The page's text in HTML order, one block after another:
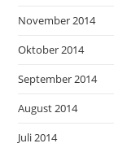
November 2014
Oktober 2014
September 2014
August 2014
Juli 2014